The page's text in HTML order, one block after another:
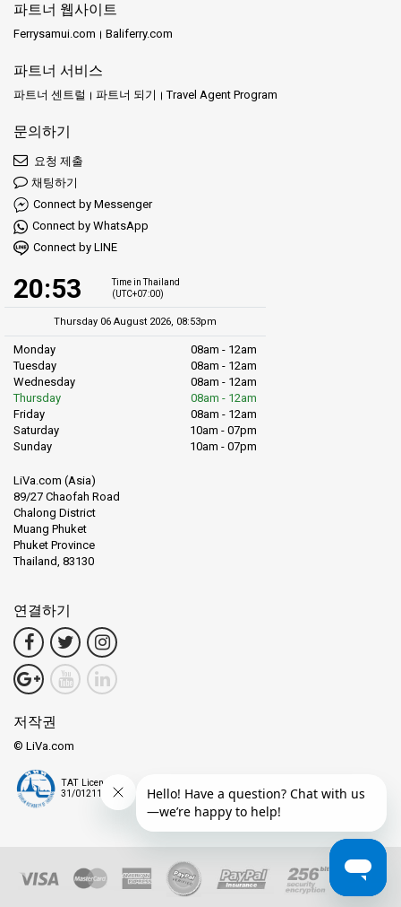
파트너 웹사이트
Ferrysamui.com Baliferry.com
파트너 서비스
파트너 센트럴 파트너 되기 Travel Agent Program
문의하기
요청 제출
채팅하기
Connect by Messenger
Connect by WhatsApp
Connect by LINE
20:53
Time in Thailand
(UTC+07:00)
Thursday 06 August 2026, 08:53pm
Monday
08am - 12am
Tuesday
08am - 12am
Wednesday
08am - 12am
Thursday
08am - 12am
Friday
08am - 12am
Saturday
10am - 07pm
Sunday
10am - 07pm
LiVa.com (Asia)
89/27 Chaofah Road
Chalong District
Muang Phuket
Phuket Province
Thailand, 83130
연결하기
저작권
© LiVa.com
TAT License
31/01211